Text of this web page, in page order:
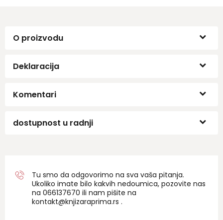
O proizvodu
Deklaracija
Komentari
dostupnost u radnji
Tu smo da odgovorimo na sva vaša pitanja.
Ukoliko imate bilo kakvih nedoumica, pozovite nas
na 066137670 ili nam pišite na
kontakt@knjizaraprima.rs .